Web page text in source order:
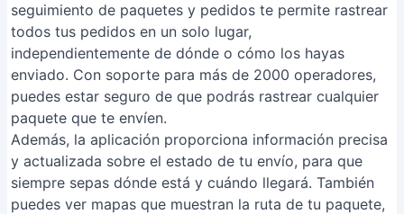
seguimiento de paquetes y pedidos te permite rastrear
todos tus pedidos en un solo lugar,
independientemente de dónde o cómo los hayas
enviado. Con soporte para más de 2000 operadores,
puedes estar seguro de que podrás rastrear cualquier
paquete que te envíen.
Además, la aplicación proporciona información precisa
y actualizada sobre el estado de tu envío, para que
siempre sepas dónde está y cuándo llegará. También
puedes ver mapas que muestran la ruta de tu paquete,